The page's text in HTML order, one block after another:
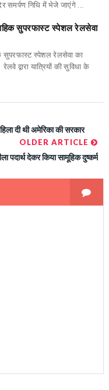
समर्पण निधि में भेजे जाएंगे ...
सुपरफास्ट स्पेशल रेलसेवा
सुपरफास्ट स्पेशल रेलसेवा का
द्वारा यात्रियों की सुविधा के
दी थी अमेरिका की सरकार
OLDER ARTICLE
पदार्थ देकर किया सामूहिक दुष्कर्म